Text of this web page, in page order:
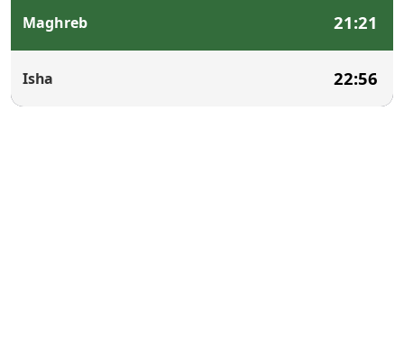
Maghreb 21:21
Isha 22:56